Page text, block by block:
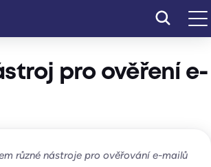
pro ověření e-
různé nástroje pro ověřování e-mailů